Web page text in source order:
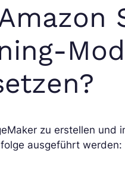
zu erstellen und
ausgeführt werden: